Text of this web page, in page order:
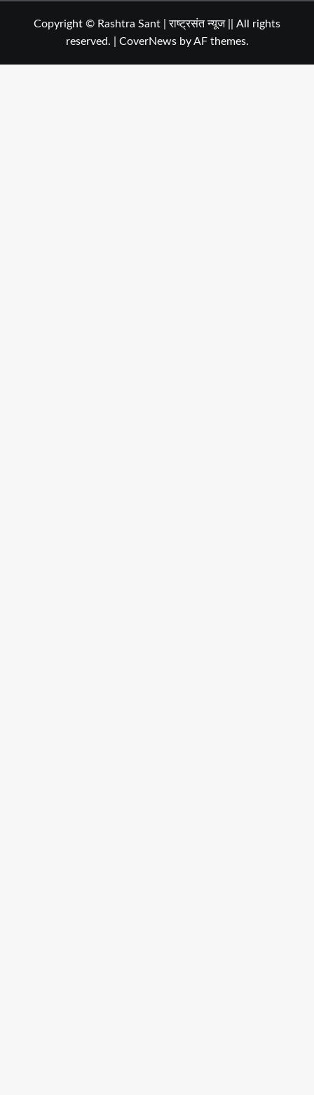
in
Dehradun
Copyright © Rashtra Sant | राष्ट्रसंत न्यूज || All rights
reserved.
CoverNewsby AF themes.